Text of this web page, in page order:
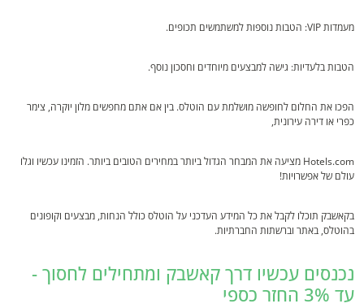
מעמדות VIP: הטבות נוספות למשתמשים תכופים.
הטבות בלעדיות: גישה למבצעים מיוחדים וחסכון נוסף.
הפכו את החלום לחופשה מושלמת עם הוטלס. בין אם אתם מחפשים מלון יוקרה, צימר
כפרי או דירה עירונית,
Hotels.com מציעה את המבחר הגדול ביותר במחירים הטובים ביותר. הזמינו עכשיו וגלו
עולם של אפשרויות!
בקאשבק תוכלו לקבל את כל המידע העדכני על הוטלס כולל הנחות, מבצעים וקופונים
בהוטלס, באתר וברשתות החברתיות.
נכנסים עכשיו דרך קאשבק ומתחילים לחסוך -
עד 3% החזר כספי